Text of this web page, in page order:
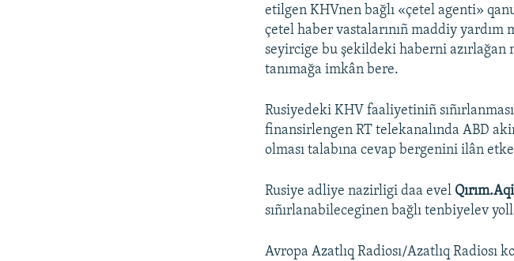
etilgen KHVnen bağlı «çetel agenti»
çetel haber vastalarınıñ maddiy yardım
seyircige bu şekildeki haberni azırlağan
tanımağa imkân bere.
Rusiyedeki KHV faaliyetiniñ
finansirlengen RT telekanalında ABD
olması talabına cevap bergenini ilân
Rusiye adliye nazirligi daa evel
sıñırlanabileceginen bağlı tenbiyelev
Avropa Azatlıq Radiosı/Azatlıq Radiosı